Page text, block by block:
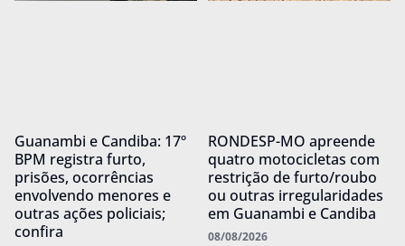
Guanambi e Candiba: 17º
BPM registra furto,
prisões, ocorrências
envolvendo menores e
outras ações policiais;
confira
RONDESP-MO apreende
quatro motocicletas com
restrição de furto/roubo
ou outras irregularidades
em Guanambi e Candiba
08/08/2026